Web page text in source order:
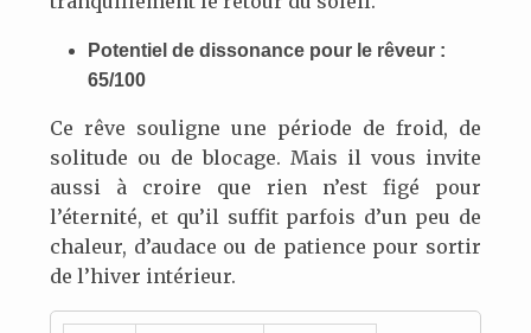
Potentiel de dissonance pour le rêveur :
65/100
Ce rêve souligne une période de froid, de
solitude ou de blocage. Mais il vous invite
aussi à croire que rien n’est figé pour
l’éternité, et qu’il suffit parfois d’un peu de
chaleur, d’audace ou de patience pour sortir
de l’hiver intérieur.